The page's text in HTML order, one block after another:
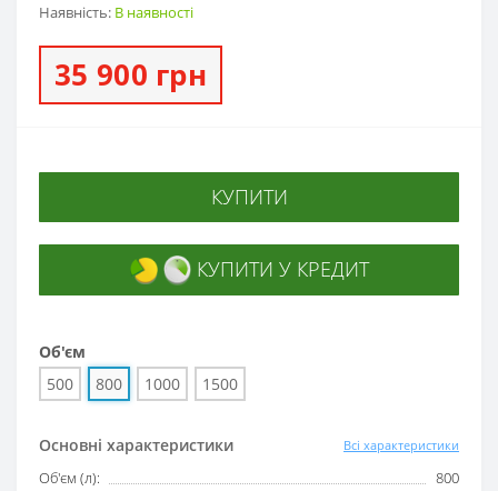
Наявність: В наявності
35 900 грн
Об'єм
500
800 1000 1500
Основні характеристики Всі характеристики
Об'єм (л):
800
КУПИТИ
КУПИТИ У КРЕДИТ